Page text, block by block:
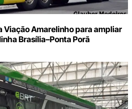
Viação Amarelinho para ampliar
Brasília–Ponta Porã